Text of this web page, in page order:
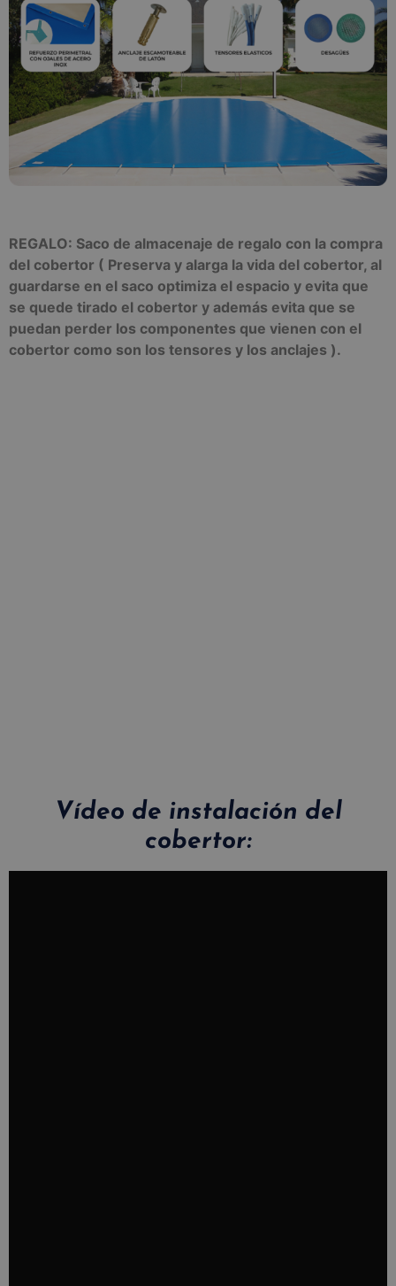
REGALO: Saco de almacenaje de regalo con la compra
del cobertor ( Preserva y alarga la vida del cobertor, al
guardarse en el saco optimiza el espacio y evita que
se quede tirado el cobertor y además evita que se
puedan perder los componentes que vienen con el
cobertor como son los tensores y los anclajes ).
Vídeo de instalación del
cobertor: